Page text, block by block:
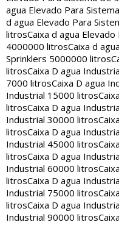
agua Elevado Para
d agua Elevado Para
litrosCaixa d agua
4000000 litrosCaixa d
Sprinklers 5000000 litros
litrosCaixa D agua
7000 litrosCaixa D agua
Industrial 15000 litros
litrosCaixa D agua
Industrial 30000 litros
litrosCaixa D agua
Industrial 45000 litros
litrosCaixa D agua
Industrial 60000 litros
litrosCaixa D agua
Industrial 75000 litros
litrosCaixa D agua
Industrial 90000 litros